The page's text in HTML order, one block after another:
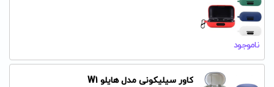
ناموجود
کاور سیلیکونی مدل هایلو W1